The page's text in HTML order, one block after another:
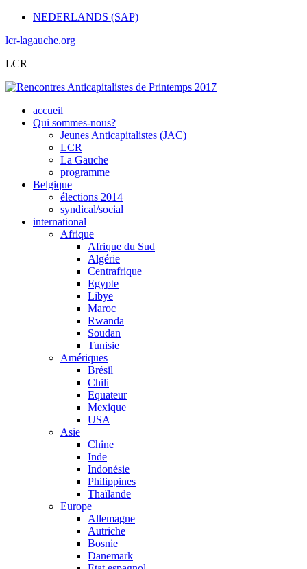
NEDERLANDS (SAP)
lcr-lagauche.org
LCR
accueil
Qui sommes-nous?
Jeunes Anticapitalistes (JAC)
LCR
La Gauche
programme
Belgique
élections 2014
syndical/social
international
Afrique
Afrique du Sud
Algérie
Centrafrique
Egypte
Libye
Maroc
Rwanda
Soudan
Tunisie
Amériques
Brésil
Chili
Equateur
Mexique
USA
Asie
Chine
Inde
Indonésie
Philippines
Thaïlande
Europe
Allemagne
Autriche
Bosnie
Danemark